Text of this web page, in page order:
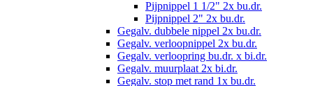
Pijpnippel 1 1/2" 2x bu.dr.
Pijpnippel 2" 2x bu.dr.
Gegalv. dubbele nippel 2x bu.dr.
Gegalv. verloopnippel 2x bu.dr.
Gegalv. verloopring bu.dr. x bi.dr.
Gegalv. muurplaat 2x bi.dr.
Gegalv. stop met rand 1x bu.dr.